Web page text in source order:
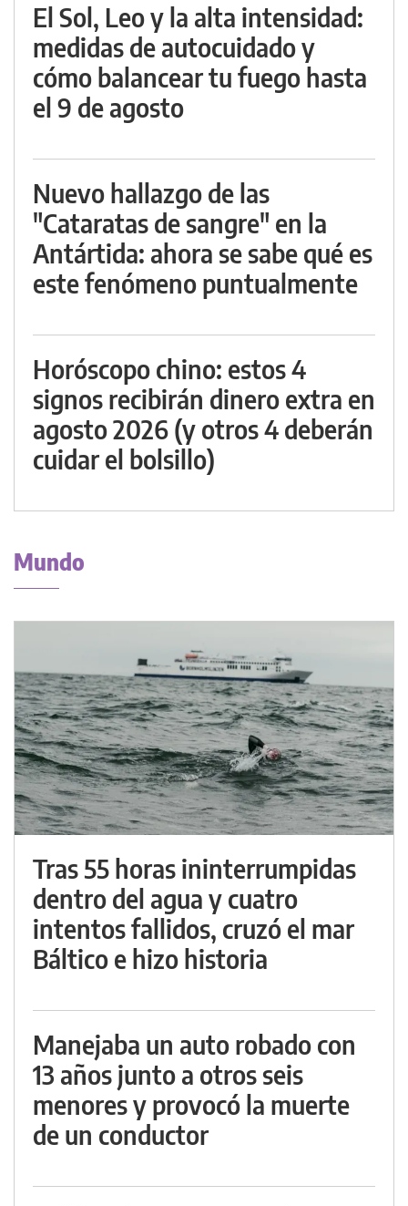
El Sol, Leo y la alta intensidad:
medidas de autocuidado y
cómo balancear tu fuego hasta
el 9 de agosto
Nuevo hallazgo de las
"Cataratas de sangre" en la
Antártida: ahora se sabe qué es
este fenómeno puntualmente
Horóscopo chino: estos 4
signos recibirán dinero extra en
agosto 2026 (y otros 4 deberán
cuidar el bolsillo)
Mundo
Tras 55 horas ininterrumpidas
dentro del agua y cuatro
intentos fallidos, cruzó el mar
Báltico e hizo historia
Manejaba un auto robado con
13 años junto a otros seis
menores y provocó la muerte
de un conductor